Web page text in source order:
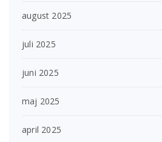
august 2025
juli 2025
juni 2025
maj 2025
april 2025